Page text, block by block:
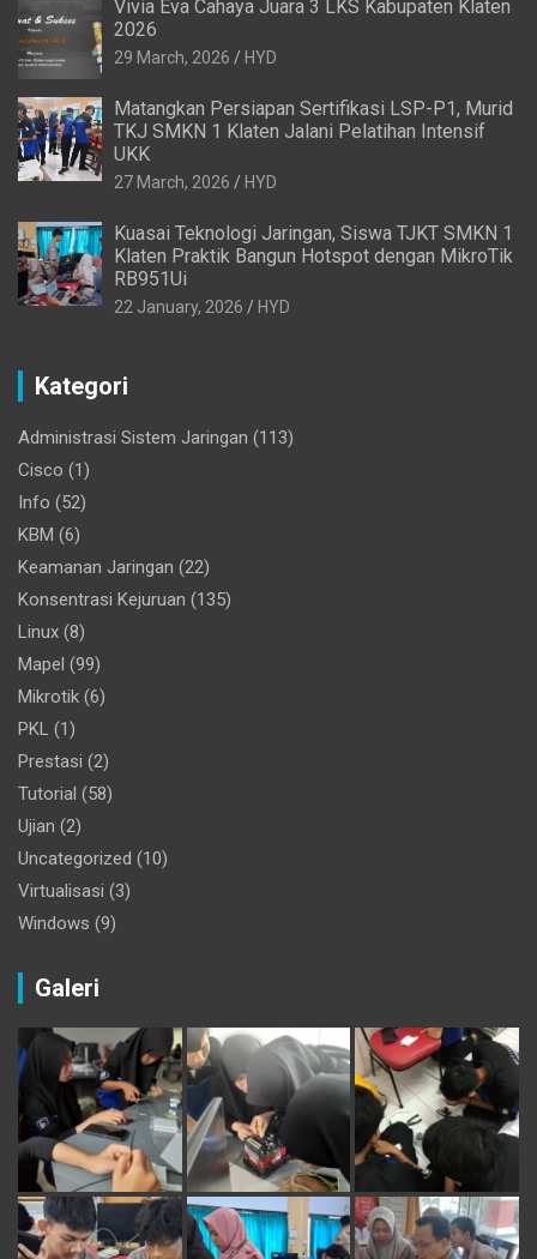
Vivia Eva Cahaya Juara 3 LKS Kabupaten Klaten
2026
29 March, 2026 HYD
Matangkan Persiapan Sertifikasi LSP-P1, Murid
TKJ SMKN 1 Klaten Jalani Pelatihan Intensif
UKK
27 March, 2026 HYD
Kuasai Teknologi Jaringan, Siswa TJKT SMKN 1
Klaten Praktik Bangun Hotspot dengan MikroTik
RB951Ui
22 January, 2026 HYD
Kategori
Administrasi Sistem Jaringan (113)
Cisco (1)
Info (52)
KBM (6)
Keamanan Jaringan (22)
Konsentrasi Kejuruan (135)
Linux (8)
Mapel (99)
Mikrotik (6)
PKL (1)
Prestasi (2)
Tutorial (58)
Ujian (2)
Uncategorized (10)
Virtualisasi (3)
Windows (9)
Galeri